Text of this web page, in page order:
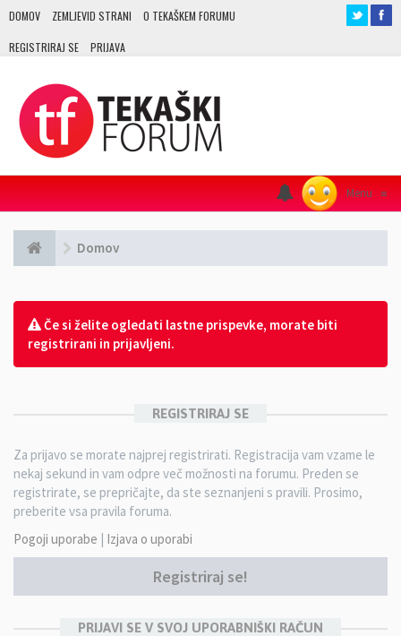
DOMOV ZEMLJEVID STRANI O TEKAŠKEM FORUMU
REGISTRIRAJ SE PRIJAVA
Menu ≡
Domov
Če si želite ogledati lastne prispevke, morate biti
registrirani in prijavljeni.
REGISTRIRAJ SE
Za prijavo se morate najprej registrirati. Registracija vam vzame le
nekaj sekund in vam odpre več možnosti na forumu. Preden se
registrirate, se prepričajte, da ste seznanjeni s pravili. Prosimo,
preberite vsa pravila foruma.
Pogoji uporabe | Izjava o uporabi
Registriraj se!
PRIJAVI SE V SVOJ UPORABNIŠKI RAČUN